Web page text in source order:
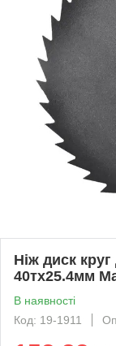
Ніж диск
40тх25.4мм
В наявності
Код: 19-1911